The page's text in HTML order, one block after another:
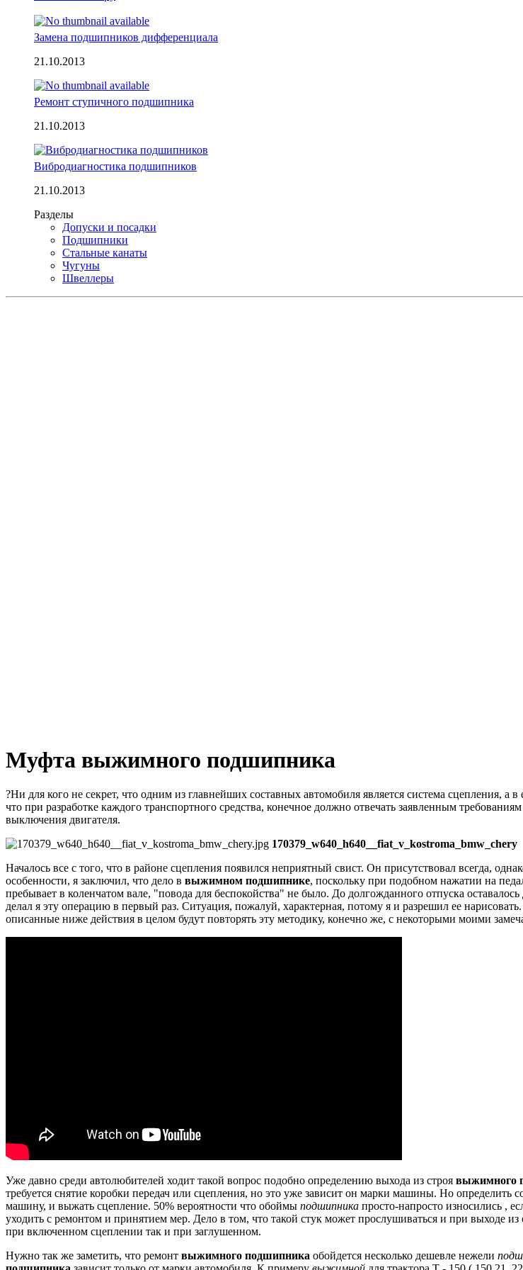
Замена подшипников дифференциала
21.10.2013
Ремонт ступичного подшипника
21.10.2013
Вибродиагностика подшипников
21.10.2013
Разделы
Допуски и посадки
Подшипники
Стальные канаты
Чугуны
Швеллеры
Муфта выжимного подшипника
?Ни для кого не секрет, что одним из главнейших составных автомобиля является система сцепления, а в
что при разработке каждого транспортного средства, конечное должно отвечать заявленным
выключения двигателя.
170379_w640_h640__fiat_v_kostroma_bmw_chery
Началось все с того, что в районе сцепления появился неприятный свист. Он присутствовал всегда,
особенности, я заключил, что дело в выжимном подшипнике, поскольку при подобном нажатии на
пребывает в коленчатом вале, "повода для беспокойства" не было. До долгожданного отпуска оставалось
делал я эту операцию в первый раз. Ситуация, пожалуй, характерная, потому я и разрешил ее нарисовать.
описанные ниже действия в целом будут повторять эту методику, конечно же, с некоторыми моими
Уже давно среди автолюбителей ходит такой вопрос подобно определению выхода из строя выжимного
требуется снятие коробки передач или сцепления, но это уже зависит он марки машины. Но определить
машину, и выжать сцепление. 50% вероятности что обоймы подшипника просто-напросто износились ,
уходить с ремонтом и принятием мер. Дело в том, что такой стук может прослушиваться и при выходе из
при включенном сцеплении так и при заглушенном.
Нужно так же заметить, что ремонт выжимного подшипника обойдется несколько дешевле нежели